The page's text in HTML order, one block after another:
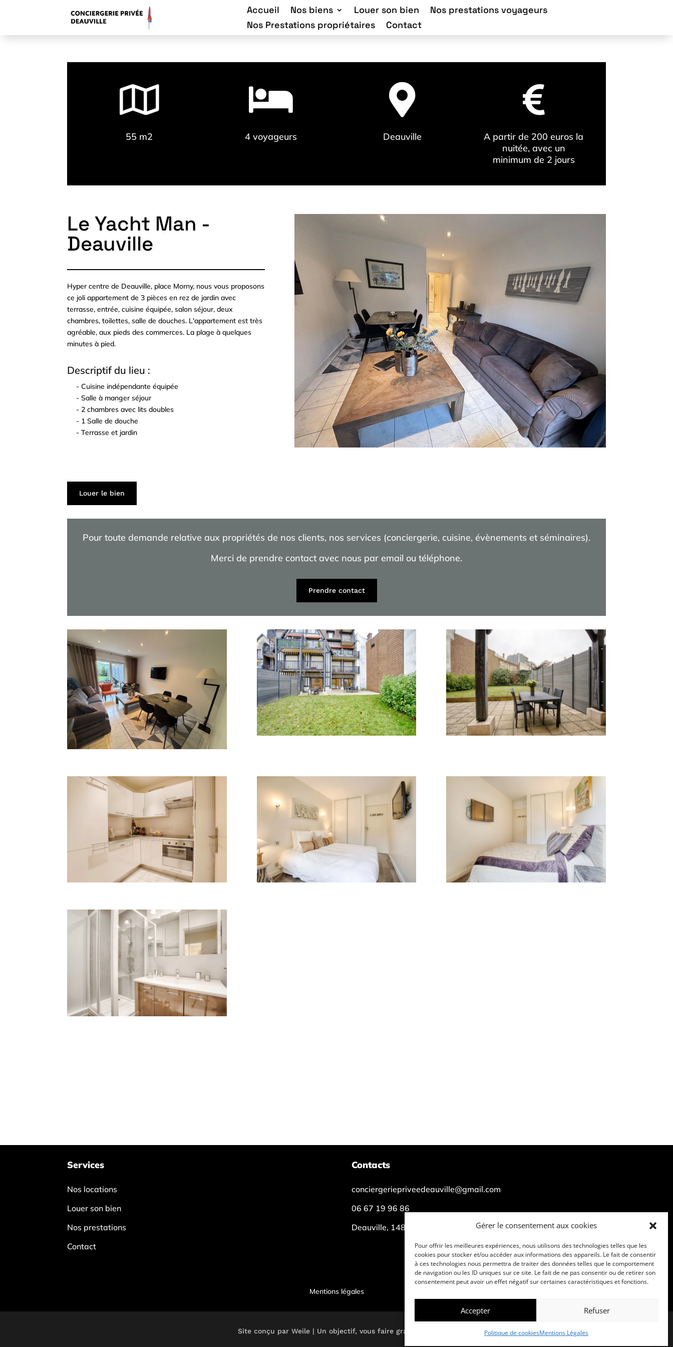
Gérer le consentement aux cookies
Pour offrir les meilleures expériences, nous utilisons des technologies telles que les
cookies pour stocker et/ou accéder aux informations des appareils. Le fait de consentir
à ces technologies nous permettra de traiter des données telles que le comportement
de navigation ou les ID uniques sur ce site. Le fait de ne pas consentir ou de retirer son
consentement peut avoir un effet négatif sur certaines caractéristiques et fonctions.
Accepter Refuser
Politique de cookiesMentions Légales
Accueil Nos biens Louer son bien
Nos prestations voyageurs
Nos Prestations propriétaires
Contact

55 m2

4 voyageurs

Deauville

A partir de 200 euros la
nuitée, avec un
minimum de 2 jours
Le Yacht Man -
Deauville
Hyper centre de Deauville, place Morny, nous vous proposons
ce joli appartement de 3 pièces en rez de jardin avec
terrasse, entrée, cuisine équipée, salon séjour, deux
chambres, toilettes, salle de douches. L'appartement est très
agréable, aux pieds des commerces. La plage à quelques
minutes à pied.
Descriptif du lieu :
- Cuisine indépendante équipée
- Salle à manger séjour
- 2 chambres avec lits doubles
- 1 Salle de douche
- Terrasse et jardin
Louer le bien
Pour toute demande relative aux propriétés de nos clients, nos services (conciergerie, cuisine, évènements et séminaires).
Merci de prendre contact avec nous par email ou téléphone.
Prendre contact
Services
Nos locations
Louer son bien
Nos prestations
Contact
Contacts
conciergeriepriveedeauville@gmail.com
06 67 19 96 86
Deauville, 14800
Mentions légales
Site conçu par Weile | Un objectif, vous faire grandir ! 🚀